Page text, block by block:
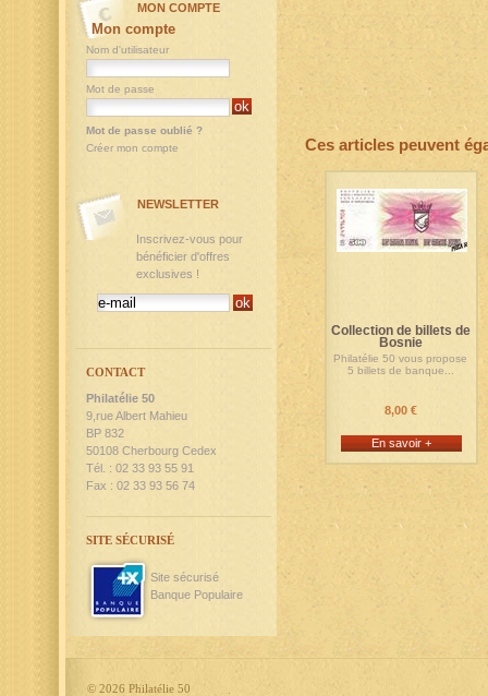
Ces articles peuvent
Collection de billets de
Bosnie
Philatélie 50 vous propose
5 billets de banque...
8,00 €
En savoir +
MON COMPTE
Mon compte
Nom d'utilisateur
Mot de passe
Mot de passe oublié ?
Créer mon compte
NEWSLETTER
Inscrivez-vous pour
bénéficier d'offres
exclusives !
CONTACT
Philatélie 50
9,rue Albert Mahieu
BP 832
50108 Cherbourg Cedex
Tél. : 02 33 93 55 91
Fax : 02 33 93 56 74
SITE SÉCURISÉ
Site sécurisé
Banque Populaire
© 2026 Philatélie 50